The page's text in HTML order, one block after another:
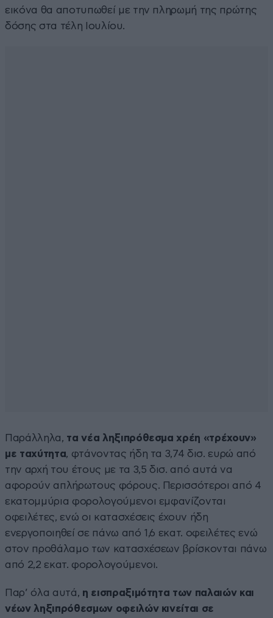
εικόνα θα αποτυπωθεί με την πληρωμή της πρώτης
δόσης στα τέλη Ιουλίου.
Παράλληλα, τα νέα ληξιπρόθεσμα χρέη «τρέχουν»
με ταχύτητα, φτάνοντας ήδη τα 3,74 δισ. ευρώ από
την αρχή του έτους με τα 3,5 δισ. από αυτά να
αφορούν απλήρωτους φόρους. Περισσότεροι από 4
εκατομμύρια φορολογούμενοι εμφανίζονται
οφειλέτες, ενώ οι κατασχέσεις έχουν ήδη
ενεργοποιηθεί σε πάνω από 1,6 εκατ. οφειλέτες ενώ
στον προθάλαμο των κατασχέσεων βρίσκονται πάνω
από 2,2 εκατ. φορολογούμενοι.
Παρ’ όλα αυτά, η εισπραξιμότητα των παλαιών και
νέων ληξιπρόθεσμων οφειλών κινείται σε